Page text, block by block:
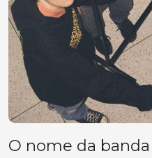
O nome da